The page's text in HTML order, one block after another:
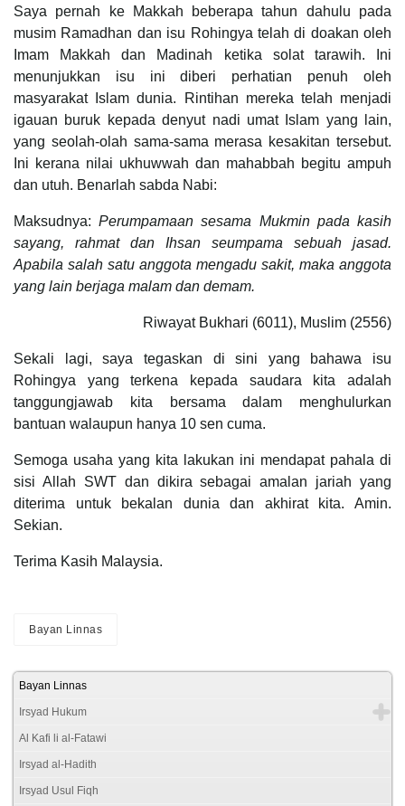
Saya pernah ke Makkah beberapa tahun dahulu pada
musim Ramadhan dan isu Rohingya telah di doakan oleh
Imam Makkah dan Madinah ketika solat tarawih. Ini
menunjukkan isu ini diberi perhatian penuh oleh
masyarakat Islam dunia. Rintihan mereka telah menjadi
igauan buruk kepada denyut nadi umat Islam yang lain,
yang seolah-olah sama-sama merasa kesakitan tersebut.
Ini kerana nilai ukhuwwah dan mahabbah begitu ampuh
dan utuh. Benarlah sabda Nabi:
Maksudnya:Perumpamaan sesama Mukmin pada kasih
sayang, rahmat dan Ihsan seumpama sebuah jasad.
Apabila salah satu anggota mengadu sakit, maka anggota
yang lain berjaga malam dan demam.
Riwayat Bukhari (6011), Muslim (2556)
Sekali lagi, saya tegaskan di sini yang bahawa isu
Rohingya yang terkena kepada saudara kita adalah
tanggungjawab kita bersama dalam menghulurkan
bantuan walaupun hanya 10 sen cuma.
Semoga usaha yang kita lakukan ini mendapat pahala di
sisi Allah SWT dan dikira sebagai amalan jariah yang
diterima untuk bekalan dunia dan akhirat kita. Amin.
Sekian.
Terima Kasih Malaysia.
Bayan Linnas
Bayan Linnas
Irsyad Hukum
Al Kafi li al-Fatawi
Irsyad al-Hadith
Irsyad Usul Fiqh